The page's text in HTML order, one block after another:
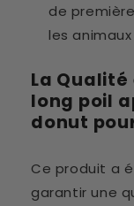
de
les
La Qualité
long poil
donut
Ce produit a
garantir une